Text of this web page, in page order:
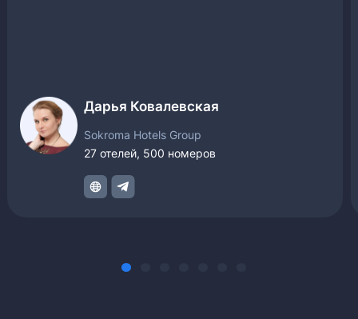
Дарья Ковалевская
Sokroma Hotels Group
27 отелей, 500 номеров